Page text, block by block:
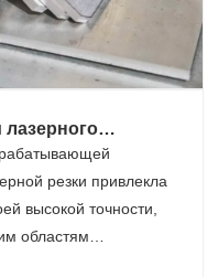
лазерного
резки привлекла
высокой точности,
областям